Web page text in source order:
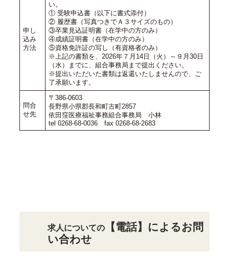
申し
込み
方法
い。
① 受験申込書（以下に書式添付）
② 履歴書（写真つきでＡ３サイズのもの）
③卒業見込証明書（在学中の方のみ）
④成績証明書（在学中の方のみ）
⑤資格免許証の写し（有資格者のみ）
※上記の書類を、2026年７月14日（火）～９月30日
（水）までに、組合事務局まで提出ください。
※提出いただいた書類は返還いたしませんので、ご
了承願います。
問合
せ先
〒386-0603
長野県小県郡長和町古町2857
依田窪医療福祉事務組合事務局 小林
tel 0268-68-0036 fax 0268-68-2683
求人についての【電話】によるお問
い合わせ